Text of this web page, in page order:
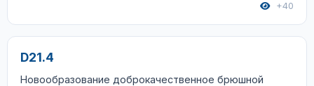
+40
D21.4
Новообразование доброкачественное брюшной